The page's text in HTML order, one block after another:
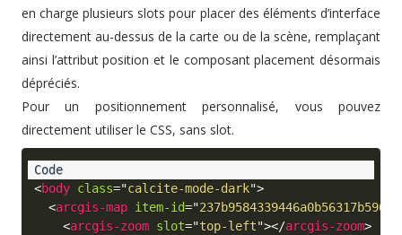
en charge plusieurs slots pour placer des éléments d’interface
directement au-dessus de la carte ou de la scène, remplaçant
ainsi l’attribut position et le composant placement désormais
dépréciés.
Pour un positionnement personnalisé, vous pouvez
directement utiliser le CSS, sans slot.
<body class="calcite-mode-dark">
<arcgis-map item-id="
<arcgis-zoom slot="top-left"></arcgis-zoom>